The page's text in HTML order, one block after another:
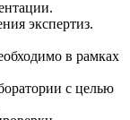
экспертиз.
в рамках
с целью